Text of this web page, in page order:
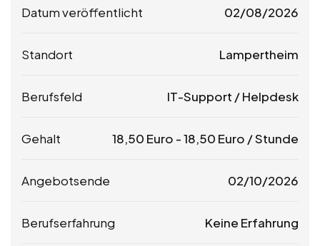
Datum veröffentlicht 02/08/2026
Standort Lampertheim
Berufsfeld IT-Support / Helpdesk
Gehalt 18,50 Euro -18,50 Euro / Stunde
Angebotsende 02/10/2026
Berufserfahrung Keine Erfahrung